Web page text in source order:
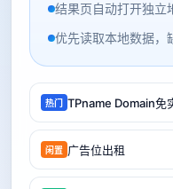
结果页自动打开独立
优先读取本地数据，
热门 TPname Domain免
闲置 广告位出租